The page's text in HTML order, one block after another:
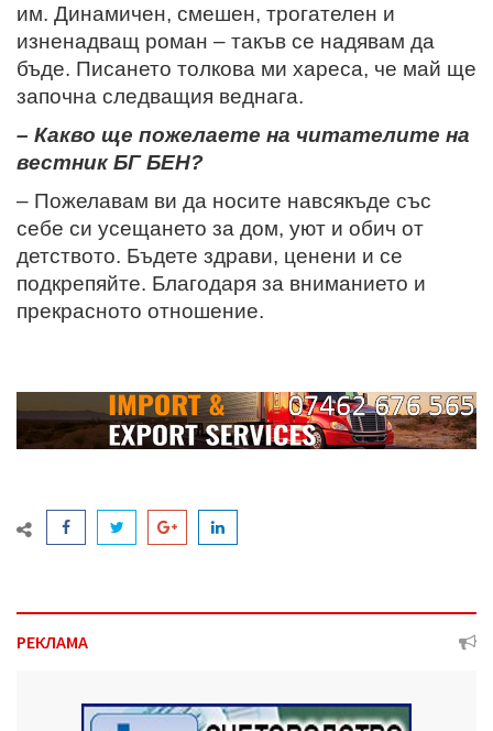
им. Динамичен, смешен, трогателен и
изненадващ роман – такъв се надявам да
бъде. Писането толкова ми хареса, че май ще
започна следващия веднага.
– Какво ще пожелаете на читателите на
вестник БГ БЕН?
– Пожелавам ви да носите навсякъде със
себе си усещането за дом, уют и обич от
детството. Бъдете здрави, ценени и се
подкрепяйте. Благодаря за вниманието и
прекрасното отношение.
РЕКЛАМА